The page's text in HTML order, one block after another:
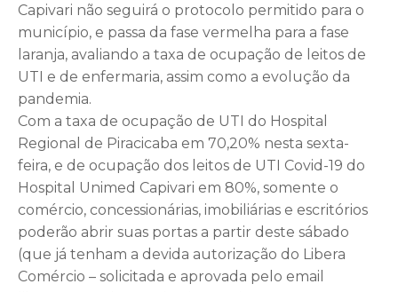
Capivari não seguirá o protocolo permitido para o
município, e passa da fase vermelha para a fase
laranja, avaliando a taxa de ocupação de leitos de
UTI e de enfermaria, assim como a evolução da
pandemia.
Com a taxa de ocupação de UTI do Hospital
Regional de Piracicaba em 70,20% nesta sexta-
feira, e de ocupação dos leitos de UTI Covid-19 do
Hospital Unimed Capivari em 80%, somente o
comércio, concessionárias, imobiliárias e escritórios
poderão abrir suas portas a partir deste sábado
(que já tenham a devida autorização do Libera
Comércio – solicitada e aprovada pelo email